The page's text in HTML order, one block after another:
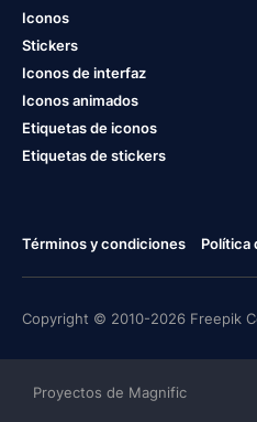
Iconos
Stickers
Iconos de interfaz
Iconos animados
Etiquetas de iconos
Etiquetas de stickers
Términos y condiciones Política
Copyright © 2010-2026 Freepik
Proyectos de Magnific